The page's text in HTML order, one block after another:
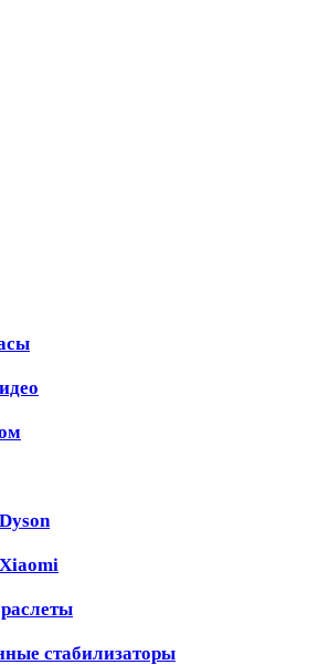
стабилизаторы